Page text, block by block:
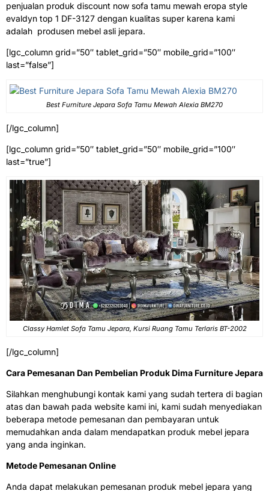
penjualan produk discount now sofa tamu mewah eropa style
evaldyn top 1 DF-3127 dengan kualitas super karena kami
adalah produsen mebel asli jepara.
[lgc_column grid=”50″ tablet_grid=”50″ mobile_grid=”100″
last=”false”]
Best Furniture Jepara Sofa Tamu Mewah Alexia BM270
[/lgc_column]
[lgc_column grid=”50″ tablet_grid=”50″ mobile_grid=”100″
last=”true”]
Classy Hamlet Sofa Tamu Jepara, Kursi Ruang Tamu Terlaris BT-2002
[/lgc_column]
Cara Pemesanan Dan Pembelian Produk Dima Furniture Jepara
Silahkan menghubungi kontak kami yang sudah tertera di bagian
atas dan bawah pada website kami ini, kami sudah menyediakan
beberapa metode pemesanan dan pembayaran untuk
memudahkan anda dalam mendapatkan produk mebel jepara
yang anda inginkan.
Metode Pemesanan Online
Anda dapat melakukan pemesanan produk mebel jepara yang